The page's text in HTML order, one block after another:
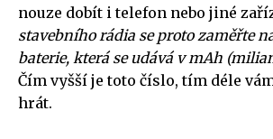
nouze dobít i telefon nebo jiné
stavebního rádia se proto zaměřte
baterie, která se udává v mAh
Čím vyšší je toto číslo, tím déle
hrát.